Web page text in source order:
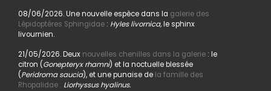
08/06/2026. Une nouvelle espèce dans la galerie des
Lépidoptères Sphingidae: Hyles livornica,le sphinx
livournien.
21/05/2026. Deux nouvelles chenilles dans la galerie : le
citron (Gonepteryx rhamni) et la noctuelle blessée
(Peridroma saucia), et une punaise dela famille des
Rhopalidae : Liorhyssus hyalinus.